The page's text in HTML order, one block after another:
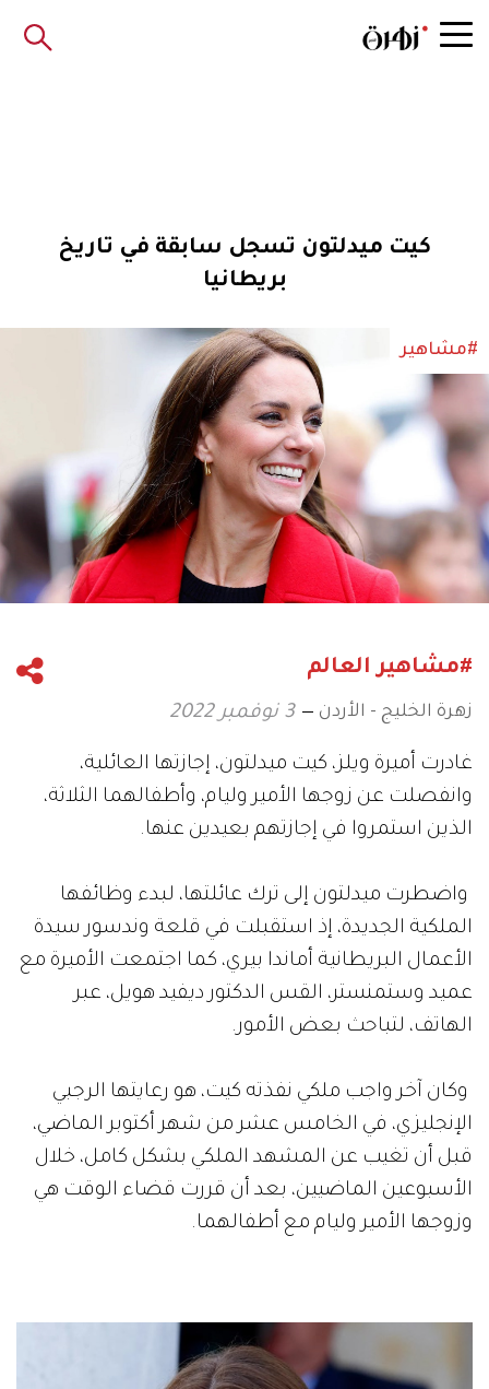
كيت ميدلتون تسجل سابقة في تاريخ
بريطانيا
#مشاهير
#مشاهير العالم
زهرة الخليج - الأردن 3 نوفمبر 2022
غادرت أميرة ويلز، كيت ميدلتون، إجازتها العائلية،
وانفصلت عن زوجها الأمير وليام، وأطفالهما الثلاثة،
الذين استمروا في إجازتهم بعيدين عنها.
واضطرت ميدلتون إلى ترك عائلتها، لبدء وظائفها
الملكية الجديدة، إذ استقبلت في قلعة وندسور سيدة
الأعمال البريطانية أماندا بيري، كما اجتمعت الأميرة مع
عميد وستمنستر، القس الدكتور ديفيد هويل، عبر
الهاتف، لتباحث بعض الأمور.
وكان آخر واجب ملكي نفذته كيت، هو رعايتها الرجبي
الإنجليزي، في الخامس عشر من شهر أكتوبر الماضي،
قبل أن تغيب عن المشهد الملكي بشكل كامل، خلال
الأسبوعين الماضيين، بعد أن قررت قضاء الوقت هي
وزوجها الأمير وليام مع أطفالهما.